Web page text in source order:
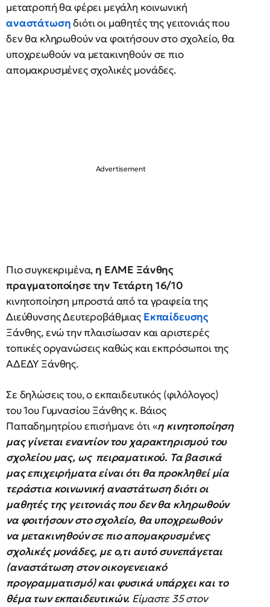
μετατροπή θα φέρει μεγάλη κοινωνική
αναστάτωσηδιότι οι μαθητές της γειτονιάς που
δεν θα κληρωθούν να φοιτήσουν στο σχολείο, θα
υποχρεωθούν να μετακινηθούν σε πιο
απομακρυσμένες σχολικές μονάδες.
Πιο συγκεκριμένα, η ΕΛΜΕ Ξάνθης
πραγματοποίησε την Τετάρτη 16/10
κινητοποίηση μπροστά από τα γραφεία της
Διεύθυνσης Δευτεροβάθμιας Εκπαίδευσης
Ξάνθης, ενώ την πλαισίωσαν και αριστερές
τοπικές οργανώσεις καθώς και εκπρόσωποι της
ΑΔΕΔΥ Ξάνθης.
Σε δηλώσεις του, ο εκπαιδευτικός (φιλόλογος)
του 1ου Γυμνασίου Ξάνθης κ. Βάιος
Παπαδημητρίου επισήμανε ότι «η κινητοποίηση
μας γίνεται εναντίον του χαρακτηρισμού του
σχολείου μας, ως πειραματικού. Τα βασικά
μας επιχειρήματα είναι ότι θα προκληθεί μία
τεράστια κοινωνική αναστάτωση διότι οι
μαθητές της γειτονιάς που δεν θα κληρωθούν
να φοιτήσουν στο σχολείο, θα υποχρεωθούν
να μετακινηθούν σε πιο απομακρυσμένες
σχολικές μονάδες, με ο,τι αυτό συνεπάγεται
(αναστάτωση στον οικογενειακό
προγραμματισμό) και φυσικά υπάρχει και το
θέμα των εκπαιδευτικών. Είμαστε 35 στον